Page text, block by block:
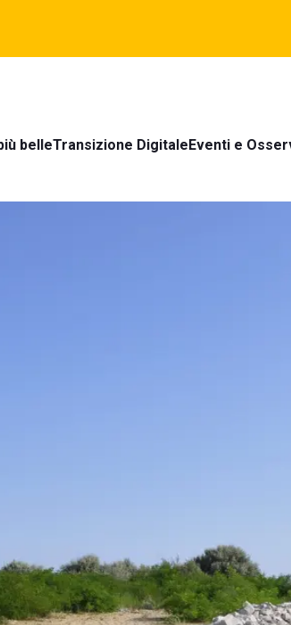
belleTransizione DigitaleEventi e